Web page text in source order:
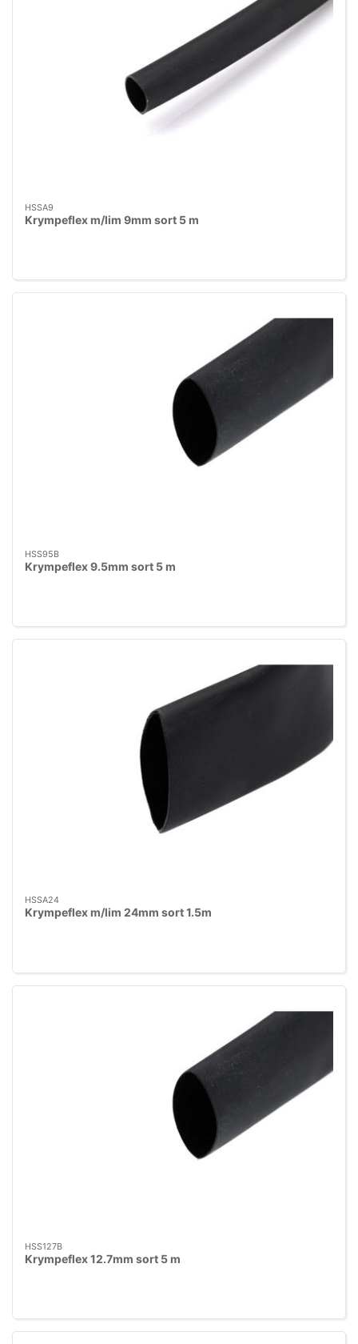
HSSA9
Krympeflex m/lim 9mm sort 5 m
HSS95B
Krympeflex 9.5mm sort 5 m
HSSA24
Krympeflex m/lim 24mm sort 1.5m
HSS127B
Krympeflex 12.7mm sort 5 m